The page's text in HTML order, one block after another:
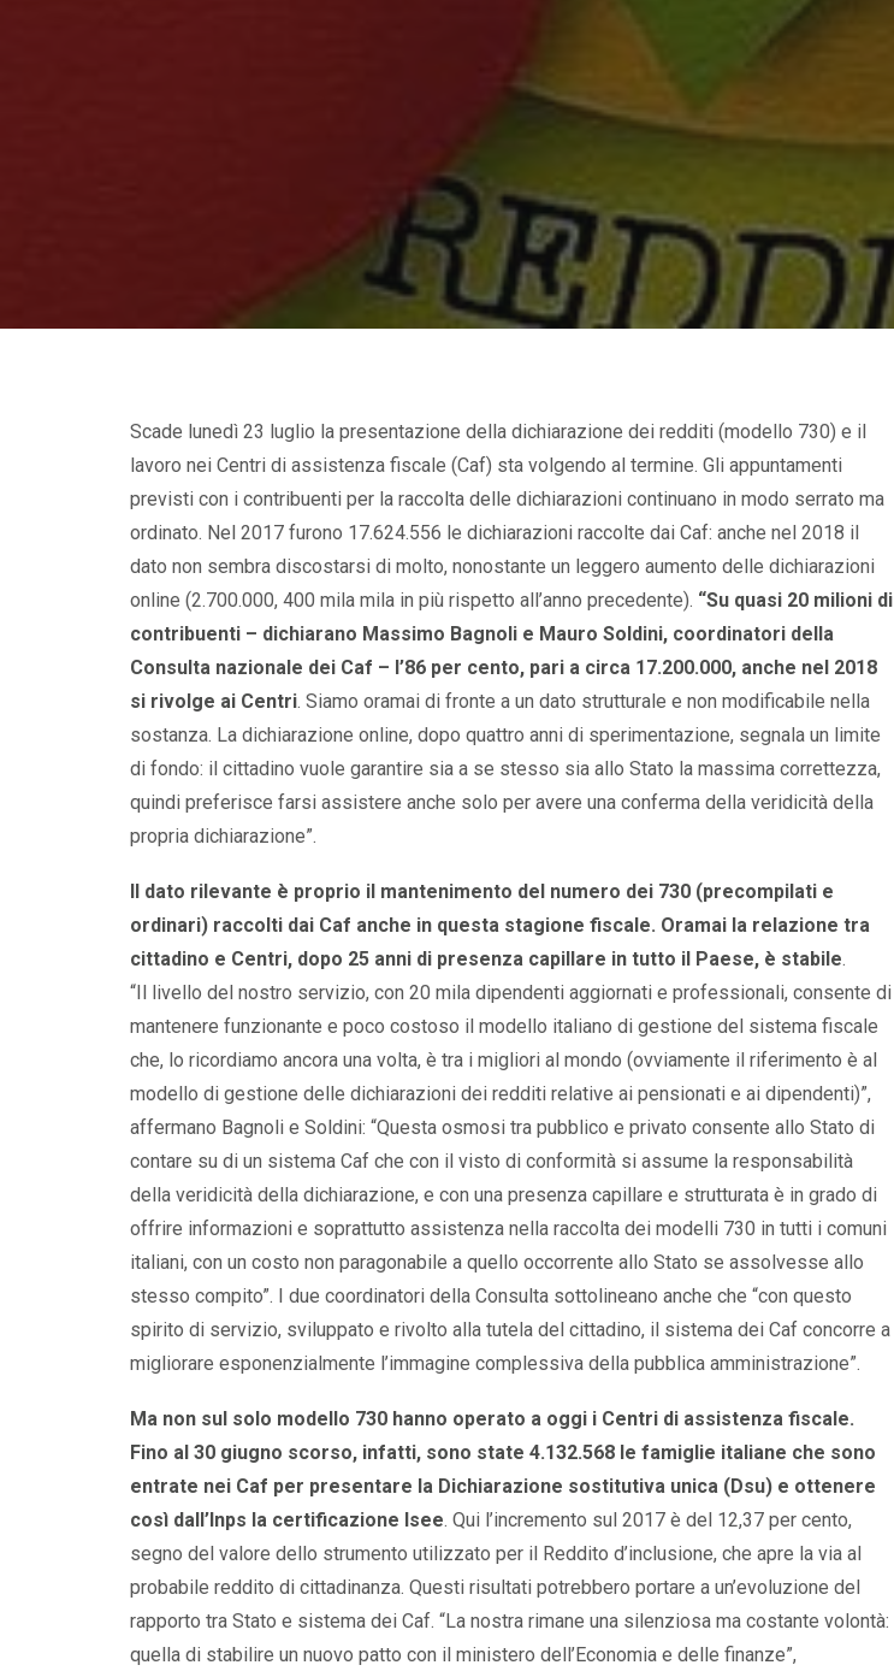
Scade lunedì 23 luglio la presentazione della dichiarazione dei redditi (modello 730) e il
lavoro nei Centri di assistenza fiscale (Caf) sta volgendo al termine. Gli appuntamenti
previsti con i contribuenti per la raccolta delle dichiarazioni continuano in modo serrato ma
ordinato. Nel 2017 furono 17.624.556 le dichiarazioni raccolte dai Caf: anche nel 2018 il
dato non sembra discostarsi di molto, nonostante un leggero aumento delle dichiarazioni
online (2.700.000, 400 mila mila in più rispetto all’anno precedente). “Su quasi 20 milioni di
contribuenti – dichiarano Massimo Bagnoli e Mauro Soldini, coordinatori della
Consulta nazionale dei Caf – l’86 per cento, pari a circa 17.200.000, anche nel 2018
si rivolge ai Centri. Siamo oramai di fronte a un dato strutturale e non modificabile nella
sostanza. La dichiarazione online, dopo quattro anni di sperimentazione, segnala un limite
di fondo: il cittadino vuole garantire sia a se stesso sia allo Stato la massima correttezza,
quindi preferisce farsi assistere anche solo per avere una conferma della veridicità della
propria dichiarazione”.
Il dato rilevante è proprio il mantenimento del numero dei 730 (precompilati e
ordinari) raccolti dai Caf anche in questa stagione fiscale. Oramai la relazione tra
cittadino e Centri, dopo 25 anni di presenza capillare in tutto il Paese, è stabile.
“Il livello del nostro servizio, con 20 mila dipendenti aggiornati e professionali, consente di
mantenere funzionante e poco costoso il modello italiano di gestione del sistema fiscale
che, lo ricordiamo ancora una volta, è tra i migliori al mondo (ovviamente il riferimento è al
modello di gestione delle dichiarazioni dei redditi relative ai pensionati e ai dipendenti)”,
affermano Bagnoli e Soldini: “Questa osmosi tra pubblico e privato consente allo Stato di
contare su di un sistema Caf che con il visto di conformità si assume la responsabilità
della veridicità della dichiarazione, e con una presenza capillare e strutturata è in grado di
offrire informazioni e soprattutto assistenza nella raccolta dei modelli 730 in tutti i comuni
italiani, con un costo non paragonabile a quello occorrente allo Stato se assolvesse allo
stesso compito”. I due coordinatori della Consulta sottolineano anche che “con questo
spirito di servizio, sviluppato e rivolto alla tutela del cittadino, il sistema dei Caf concorre a
migliorare esponenzialmente l’immagine complessiva della pubblica amministrazione”.
Ma non sul solo modello 730 hanno operato a oggi i Centri di assistenza fiscale.
Fino al 30 giugno scorso, infatti, sono state 4.132.568 le famiglie italiane che sono
entrate nei Caf per presentare la Dichiarazione sostitutiva unica (Dsu) e ottenere
così dall’Inps la certificazione Isee. Qui l’incremento sul 2017 è del 12,37 per cento,
segno del valore dello strumento utilizzato per il Reddito d’inclusione, che apre la via al
probabile reddito di cittadinanza. Questi risultati potrebbero portare a un’evoluzione del
rapporto tra Stato e sistema dei Caf. “La nostra rimane una silenziosa ma costante volontà:
quella di stabilire un nuovo patto con il ministero dell’Economia e delle finanze”,